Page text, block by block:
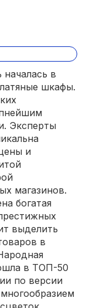
в
шкафы.
Эксперты
и
магазинов.
богатая
выделить
в
в ТОП-50
по версии